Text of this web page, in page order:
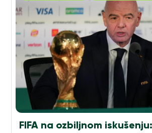
FIFA na ozbiljnom